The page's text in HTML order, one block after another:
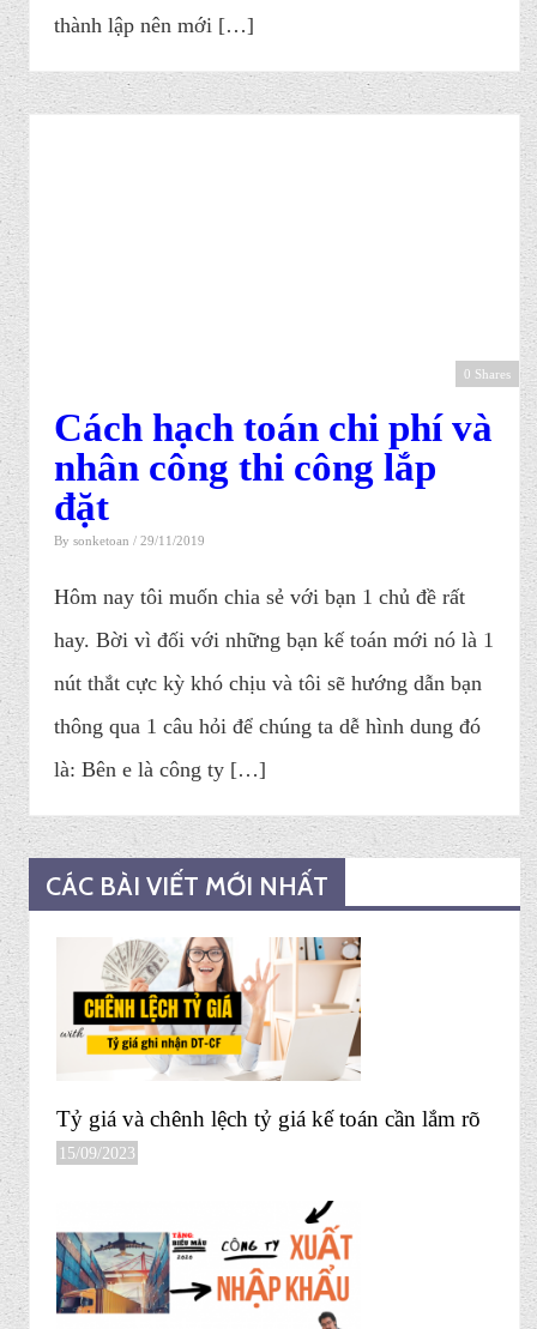
thành lập nên mới […]
0 Shares
Cách hạch toán chi phí và
nhân công thi công lắp
đặt
By sonketoan / 29/11/2019
Hôm nay tôi muốn chia sẻ với bạn 1 chủ đề rất
hay. Bời vì đối với những bạn kế toán mới nó là 1
nút thắt cực kỳ khó chịu và tôi sẽ hướng dẫn bạn
thông qua 1 câu hỏi để chúng ta dễ hình dung đó
là: Bên e là công ty […]
CÁC BÀI VIẾT MỚI NHẤT
Tỷ giá và chênh lệch tỷ giá kế toán cần lắm rõ
15/09/2023